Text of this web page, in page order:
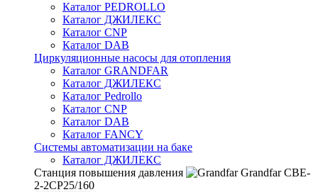
Каталог PEDROLLO
Каталог ДЖИЛЕКС
Каталог CNP
Каталог DAB
Циркуляционные насосы для отопления
Каталог GRANDFAR
Каталог ДЖИЛЕКС
Каталог Pedrollo
Каталог CNP
Каталог DAB
Каталог FANCY
Системы автоматизации на баке
Каталог ДЖИЛЕКС
Станция повышения давления
Grandfar CBE-
2-2CP25/160